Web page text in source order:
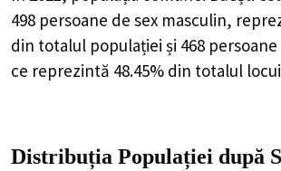
Distribuția populației după starea
utile pentru adaptarea serviciilor
un procentaj mare de persoane
unor programe de îngrijire și asistență